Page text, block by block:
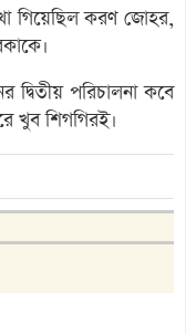
গিয়েছিল করণ জোহর,
দ্বিতীয় পরিচালনা কবে
খুব শিগগিরই।